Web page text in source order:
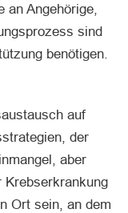
Angehörige,
sind
benötigen.
auf
der
aber
Krebserkrankung
Ort sein, an dem